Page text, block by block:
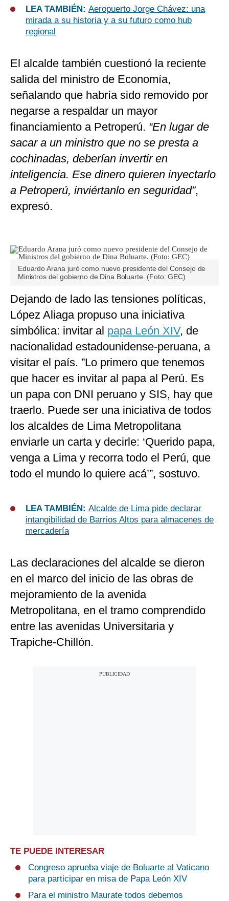
LEA TAMBIÉN: Aeropuerto Jorge Chávez: una
mirada a su historia y a su futuro como hub
regional
El alcalde también cuestionó la reciente
salida del ministro de Economía,
señalando que habría sido removido por
negarse a respaldar un mayor
financiamiento a Petroperú. “En lugar de
sacar a un ministro que no se presta a
cochinadas, deberían invertir en
inteligencia. Ese dinero quieren inyectarlo
a Petroperú, inviértanlo en seguridad”,
expresó.
Eduardo Arana juró como nuevo presidente del Consejo de
Ministros del gobierno de Dina Boluarte. (Foto: GEC)
Dejando de lado las tensiones políticas,
López Aliaga propuso una iniciativa
simbólica: invitar al papa León XIV, de
nacionalidad estadounidense-peruana, a
visitar el país. ”Lo primero que tenemos
que hacer es invitar al papa al Perú. Es
un papa con DNI peruano y SIS, hay que
traerlo. Puede ser una iniciativa de todos
los alcaldes de Lima Metropolitana
enviarle un carta y decirle: ‘Querido papa,
venga a Lima y recorra todo el Perú, que
todo el mundo lo quiere acá’”, sostuvo.
LEA TAMBIÉN: Alcalde de Lima pide declarar
intangibilidad de Barrios Altos para almacenes de
mercadería
Las declaraciones del alcalde se dieron
en el marco del inicio de las obras de
mejoramiento de la avenida
Metropolitana, en el tramo comprendido
entre las avenidas Universitaria y
Trapiche-Chillón.
TE PUEDE INTERESAR
Congreso aprueba viaje de Boluarte al Vaticano
para participar en misa de Papa León XIV
Para el ministro Maurate todos debemos